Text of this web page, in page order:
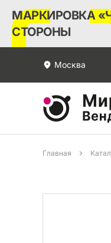
МАРКИРОВКА
СТОРОНЫ
Москва
Главная